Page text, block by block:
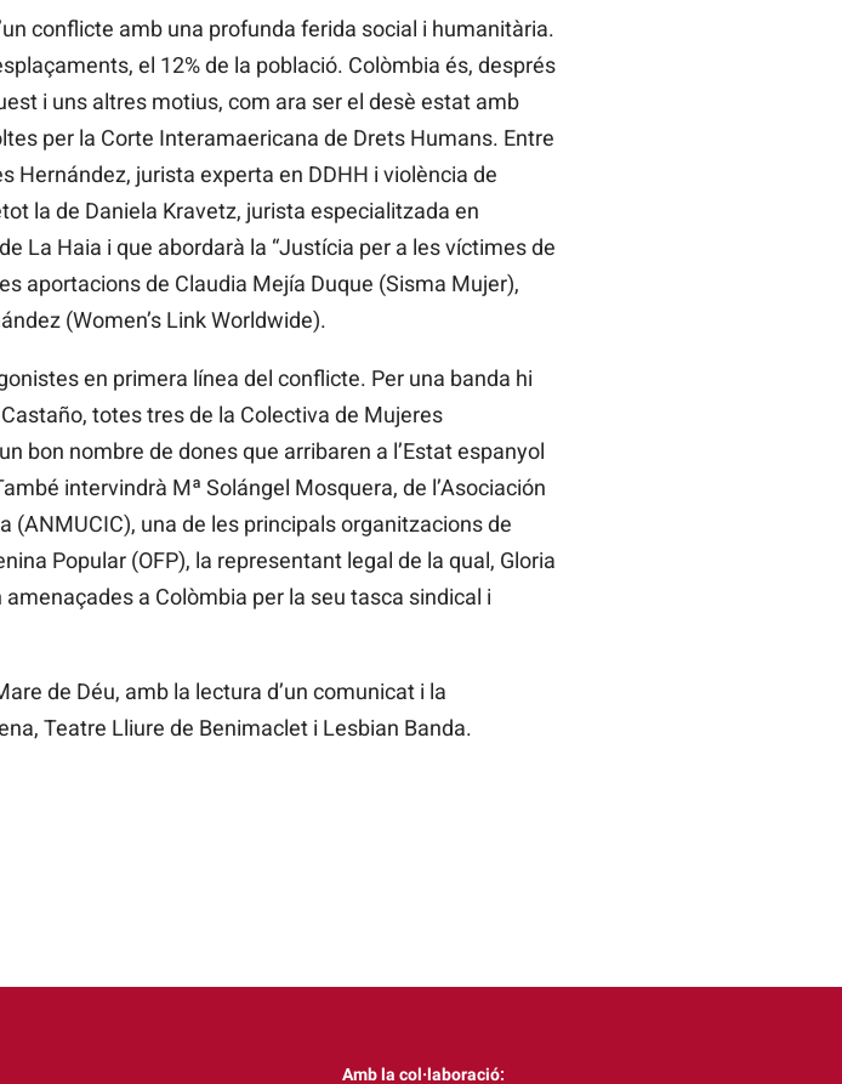
conflicte amb una profunda ferida social i humanitària.
el 12% de la població. Colòmbia és, després
i uns altres motius, com ara ser el desè estat amb
per la Corte Interamaericana de Drets Humans. Entre
Hernández, jurista experta en DDHH i violència de
la de Daniela Kravetz, jurista especialitzada en
La Haia i que abordarà la “Justícia per a les víctimes de
aportacions de Claudia Mejía Duque (Sisma Mujer),
(Women’s Link Worldwide).
en primera línea del conflicte. Per una banda hi
totes tres de la Colectiva de Mujeres
bon nombre de dones que arribaren a l’Estat espanyol
intervindrà Mª Solángel Mosquera, de l’Asociación
una de les principals organitzacions de
Popular (OFP), la representant legal de la qual, Gloria
a Colòmbia per la seu tasca sindical i
de Déu, amb la lectura d’un comunicat i la
Teatre Lliure de Benimaclet i Lesbian Banda.
Amb la col·laboració: